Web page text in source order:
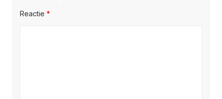
Reactie *